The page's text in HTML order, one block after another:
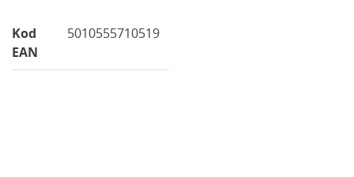
Kod
EAN
5010555710519